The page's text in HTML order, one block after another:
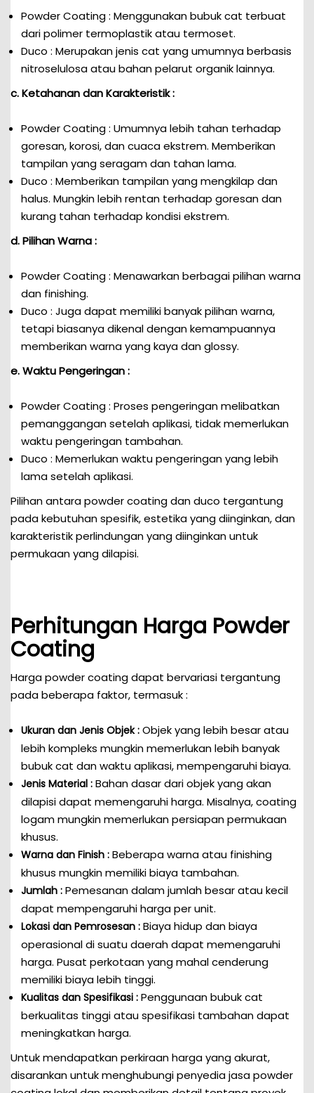
Powder Coating : Menggunakan bubuk cat terbuat
dari polimer termoplastik atau termoset.
Duco : Merupakan jenis cat yang umumnya berbasis
nitroselulosa atau bahan pelarut organik lainnya.
c. Ketahanan dan Karakteristik :
Powder Coating : Umumnya lebih tahan terhadap
goresan, korosi, dan cuaca ekstrem. Memberikan
tampilan yang seragam dan tahan lama.
Duco : Memberikan tampilan yang mengkilap dan
halus. Mungkin lebih rentan terhadap goresan dan
kurang tahan terhadap kondisi ekstrem.
d. Pilihan Warna :
Powder Coating : Menawarkan berbagai pilihan warna
dan finishing.
Duco : Juga dapat memiliki banyak pilihan warna,
tetapi biasanya dikenal dengan kemampuannya
memberikan warna yang kaya dan glossy.
e. Waktu Pengeringan :
Powder Coating : Proses pengeringan melibatkan
pemanggangan setelah aplikasi, tidak memerlukan
waktu pengeringan tambahan.
Duco : Memerlukan waktu pengeringan yang lebih
lama setelah aplikasi.
Pilihan antara powder coating dan duco tergantung
pada kebutuhan spesifik, estetika yang diinginkan, dan
karakteristik perlindungan yang diinginkan untuk
permukaan yang dilapisi.
Perhitungan Harga Powder
Coating
Harga powder coating dapat bervariasi tergantung
pada beberapa faktor, termasuk :
Ukuran dan Jenis Objek : Objek yang lebih besar atau
lebih kompleks mungkin memerlukan lebih banyak
bubuk cat dan waktu aplikasi, mempengaruhi biaya.
Jenis Material : Bahan dasar dari objek yang akan
dilapisi dapat memengaruhi harga. Misalnya, coating
logam mungkin memerlukan persiapan permukaan
khusus.
Warna dan Finish : Beberapa warna atau finishing
khusus mungkin memiliki biaya tambahan.
Jumlah : Pemesanan dalam jumlah besar atau kecil
dapat mempengaruhi harga per unit.
Lokasi dan Pemrosesan : Biaya hidup dan biaya
operasional di suatu daerah dapat memengaruhi
harga. Pusat perkotaan yang mahal cenderung
memiliki biaya lebih tinggi.
Kualitas dan Spesifikasi : Penggunaan bubuk cat
berkualitas tinggi atau spesifikasi tambahan dapat
meningkatkan harga.
Untuk mendapatkan perkiraan harga yang akurat,
disarankan untuk menghubungi penyedia jasa powder